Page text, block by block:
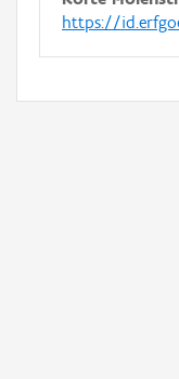
https://